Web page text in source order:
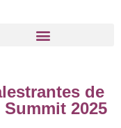
de
2025